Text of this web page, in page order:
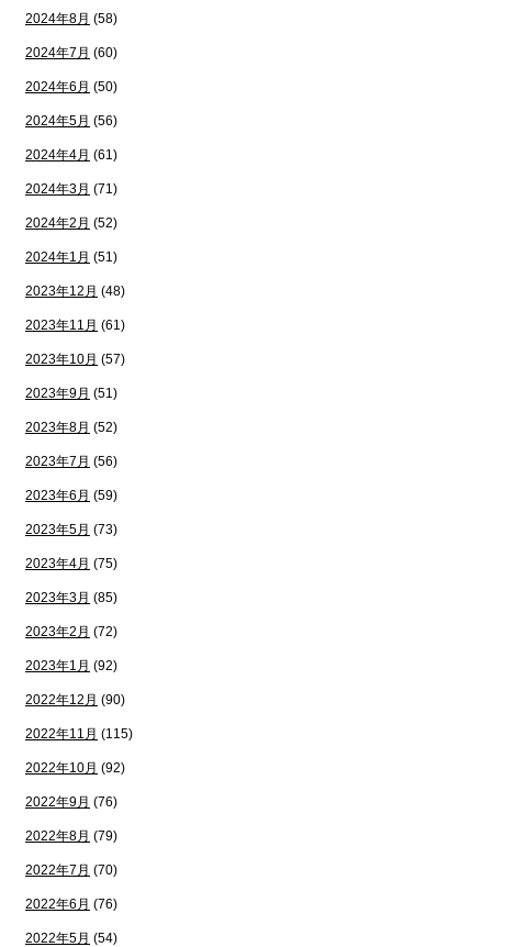
2024年8月 (58)
2024年7月 (60)
2024年6月 (50)
2024年5月 (56)
2024年4月 (61)
2024年3月 (71)
2024年2月 (52)
2024年1月 (51)
2023年12月 (48)
2023年11月 (61)
2023年10月 (57)
2023年9月 (51)
2023年8月 (52)
2023年7月 (56)
2023年6月 (59)
2023年5月 (73)
2023年4月 (75)
2023年3月 (85)
2023年2月 (72)
2023年1月 (92)
2022年12月 (90)
2022年11月 (115)
2022年10月 (92)
2022年9月 (76)
2022年8月 (79)
2022年7月 (70)
2022年6月 (76)
2022年5月 (54)